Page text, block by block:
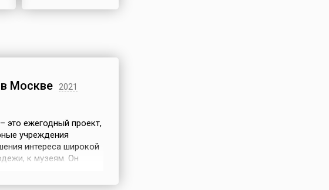
Москве
2021
это ежегодный проект,
учреждения
интереса широкой
к музеям. Он